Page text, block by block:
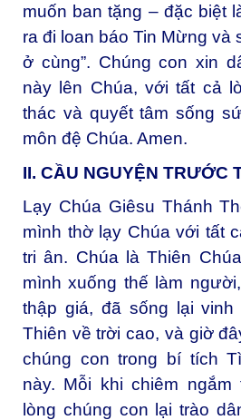
muốn ban tặng – đặc biệt
ra đi loan báo Tin Mừng và
ở cùng”. Chúng con xin
này lên Chúa, với tất cả
thác và quyết tâm sống
môn đệ Chúa. Amen.
II. CẦU NGUYỆN TRƯỚC
Lạy Chúa Giêsu Thánh
mình thờ lạy Chúa với tất
tri ân. Chúa là Thiên
mình xuống thế làm
thập giá, đã sống lại vinh
Thiên về trời cao, và giờ
chúng con trong bí tích
này. Mỗi khi chiêm ngắm
lòng chúng con lại trào